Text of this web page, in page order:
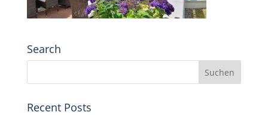
Search
Recent Posts